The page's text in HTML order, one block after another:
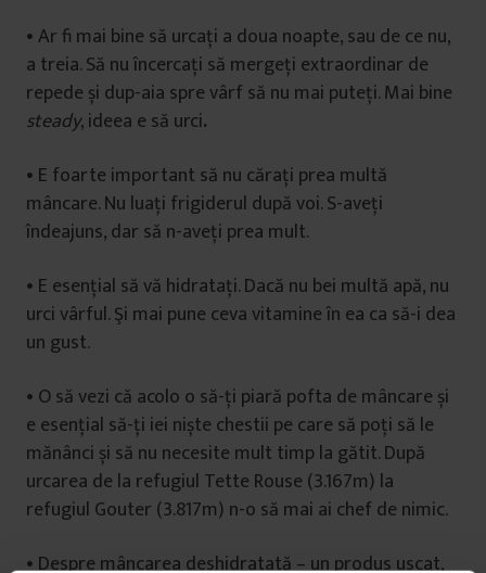
• Ar fi mai bine să urcați a doua noapte, sau de ce nu,
a treia. Să nu încercați să mergeți extraordinar de
repede și dup-aia spre vârf să nu mai puteți. Mai bine
steady, ideea e să urci.
• E foarte important să nu cărați prea multă
mâncare. Nu luați frigiderul după voi. S-aveți
îndeajuns, dar să n-aveți prea mult.
• E esențial să vă hidratați. Dacă nu bei multă apă, nu
urci vârful. Şi mai pune ceva vitamine în ea ca să-i dea
un gust.
• O să vezi că acolo o să-ți piară pofta de mâncare și
e esențial să-ți iei niște chestii pe care să poți să le
mănânci și să nu necesite mult timp la gătit. După
urcarea de la refugiul Tette Rouse (3.167m) la
refugiul Gouter (3.817m) n-o să mai ai chef de nimic.
• Despre mâncarea deshidratată – un produs uscat,